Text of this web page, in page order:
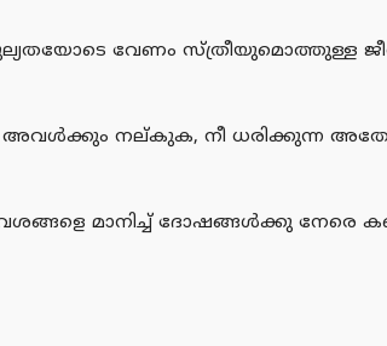
വേണം സ്ത്രീയുമൊത്തുള്ള
അവള്‍ക്കും നല്കുക, നീ ധരിക്കുന്ന
വശങ്ങളെ മാനിച്ച് ദോഷങ്ങള്‍ക്കു